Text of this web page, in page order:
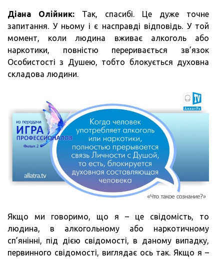
Діана Олійник: Так, спасибі. Це дуже точне
запитання. У ньому і є насправді відповідь. У той
момент, коли людина вживає алкоголь або
наркотики, повністю переривається зв’язок
Особистості з Душею, тобто блокується духовна
складова людини.
Якщо ми говоримо, що я – це свідомість, то
людина, в алкогольному або наркотичному
сп’янінні, під дією свідомості, в даному випадку,
первинного свідомості, виглядає ось так. Якщо я –